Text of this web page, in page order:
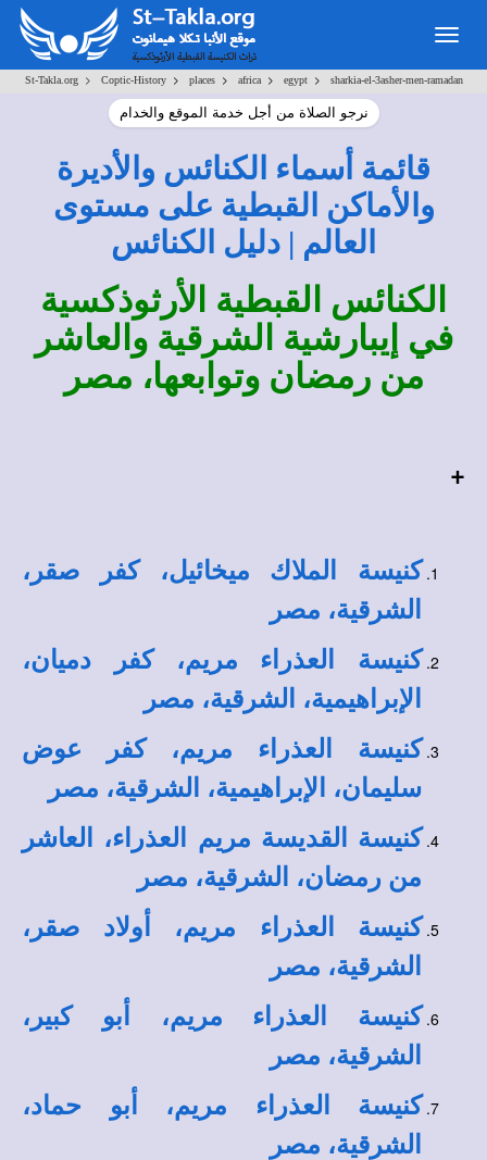
St-Takla.org> Coptic-History> places> africa> egypt> sharkia-el-3asher-men-ramadan
نرجو الصلاة من أجل خدمة الموقع والخدام
قائمة أسماء الكنائس والأديرة
والأماكن القبطية على مستوى
العالم | دليل الكنائس
الكنائس القبطية الأرثوذكسية
في إيبارشية الشرقية والعاشر
من رمضان وتوابعها، مصر
+
كنيسة الملاك ميخائيل، كفر صقر،
الشرقية، مصر
كنيسة العذراء مريم، كفر دميان،
الإبراهيمية، الشرقية، مصر
كنيسة العذراء مريم، كفر عوض
سليمان، الإبراهيمية، الشرقية، مصر
كنيسة القديسة مريم العذراء، العاشر
من رمضان، الشرقية، مصر
كنيسة العذراء مريم، أولاد صقر،
الشرقية، مصر
كنيسة العذراء مريم، أبو كبير،
الشرقية، مصر
كنيسة العذراء مريم، أبو حماد،
الشرقية، مصر